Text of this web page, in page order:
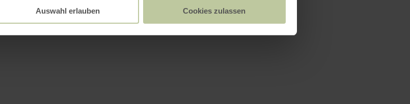
Auswahl erlauben Cookies zulassen